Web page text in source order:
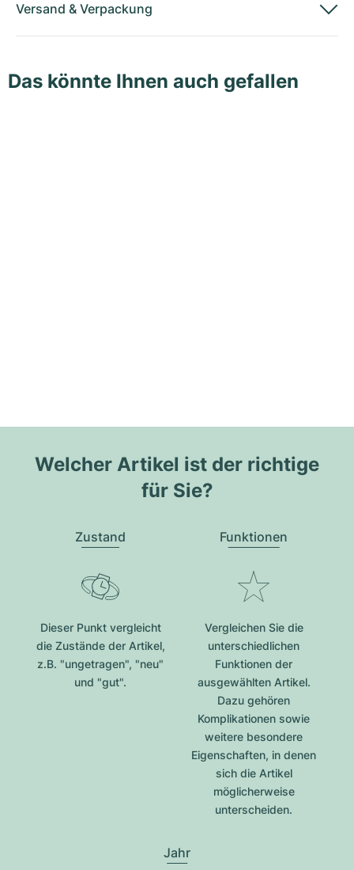
Versand & Verpackung
Das könnte Ihnen auch gefallen
Welcher Artikel ist der richtige
für Sie?
Zustand
Dieser Punkt vergleicht
die Zustände der Artikel,
z.B. "ungetragen", "neu"
und "gut".
Funktionen
Vergleichen Sie die
unterschiedlichen
Funktionen der
ausgewählten Artikel.
Dazu gehören
Komplikationen sowie
weitere besondere
Eigenschaften, in denen
sich die Artikel
möglicherweise
unterscheiden.
Jahr